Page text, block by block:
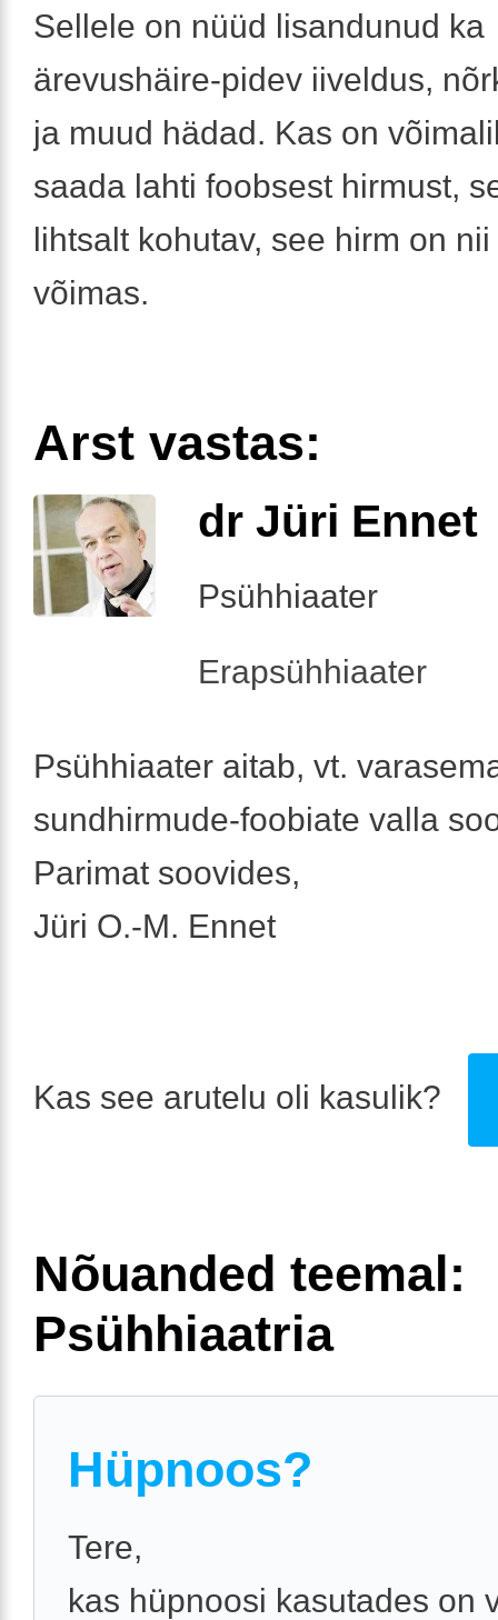
Sellele on nüüd lisandunud ka
ärevushäire-pidev iiveldus,
ja muud hädad. Kas on
saada lahti foobsest hirmust,
lihtsalt kohutav, see hirm on
võimas.
Arst vastas:
dr Jüri Ennet
Psühhiaater
Erapsühhiaater
Psühhiaater aitab, vt.
sundhirmude-foobiate valla
Parimat soovides,
Jüri O.-M. Ennet
Kas see arutelu oli kasulik?
Nõuanded teemal:
Psühhiaatria
Hüpnoos?
Tere,
kas hüpnoosi kasutades on